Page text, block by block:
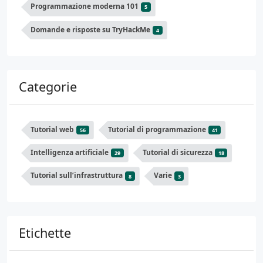
Programmazione moderna 101 5
Domande e risposte su TryHackMe 4
Categorie
Tutorial web 56 Tutorial di programmazione 41
Intelligenza artificiale 29 Tutorial di sicurezza 18
Tutorial sull’infrastruttura 8 Varie 3
Etichette